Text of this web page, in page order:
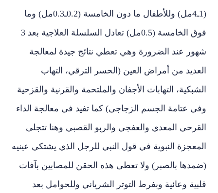
(1ـ4مل) وللأطفال ما دون الخامسة (0.2ـ0.3مل) وما
فوق الخامسة (0.5مل) تعادل السلسلة العلاجية بعد 3
شهور عند الضرورة وهي تعطي نتائج جيدة لمعالجة
العديد من أمراض العين (الحسر الترقي، التهاب
الشبكية، التهابات الأجفان والملتحمة والقرنية والقزحية
وفي عتامة الجسم الزجاجي) كما تفيد في معالجة الداء
القرحي المعدي والعفجي والربو القصبي وهنا تتجلى
المعجزة النبوية في قول النبي للرجل الذي يشتكي عينيه
(ضمدها بالصبر) ولا تعطى هذه الحقن للمصابين بآفات
قلبية وعائية وبفرط التوتر الشرياني وللحوامل بعد